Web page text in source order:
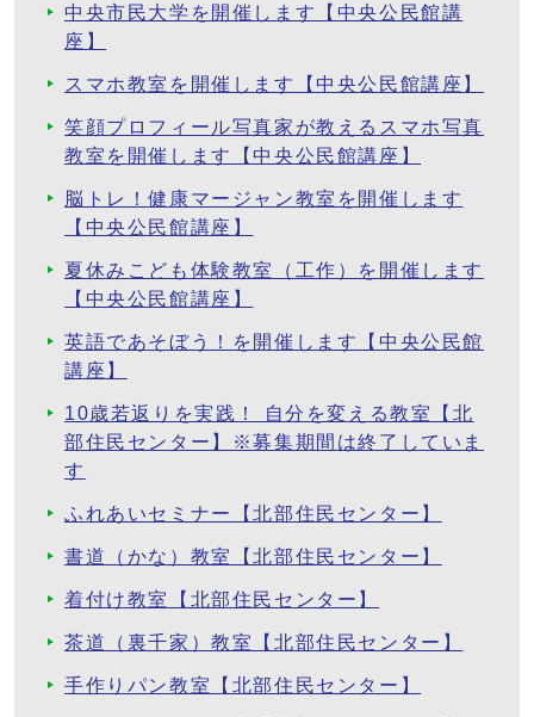
中央市民大学を開催します【中央公民館講
座】
スマホ教室を開催します【中央公民館講座】
笑顔プロフィール写真家が教えるスマホ写真
教室を開催します【中央公民館講座】
脳トレ！健康マージャン教室を開催します
【中央公民館講座】
夏休みこども体験教室（工作）を開催します
【中央公民館講座】
英語であそぼう！を開催します【中央公民館
講座】
10歳若返りを実践！ 自分を変える教室【北
部住民センター】※募集期間は終了していま
す
ふれあいセミナー【北部住民センター】
書道（かな）教室【北部住民センター】
着付け教室【北部住民センター】
茶道（裏千家）教室【北部住民センター】
手作りパン教室【北部住民センター】